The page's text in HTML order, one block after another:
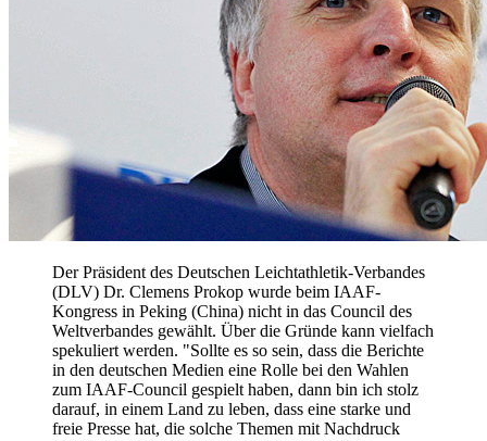
Der Präsident des Deutschen Leichtathletik-Verbandes
(DLV) Dr. Clemens Prokop wurde beim IAAF-
Kongress in Peking (China) nicht in das Council des
Weltverbandes gewählt. Über die Gründe kann vielfach
spekuliert werden. "Sollte es so sein, dass die Berichte
in den deutschen Medien eine Rolle bei den Wahlen
zum IAAF-Council gespielt haben, dann bin ich stolz
darauf, in einem Land zu leben, dass eine starke und
freie Presse hat, die solche Themen mit Nachdruck